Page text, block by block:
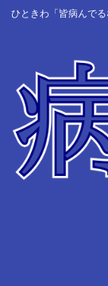
ひときわ「皆病んで